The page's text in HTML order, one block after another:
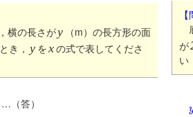
横の長さがy （m）の長方形の面
き， y をxの式で表してくださ
…（答）
が
い